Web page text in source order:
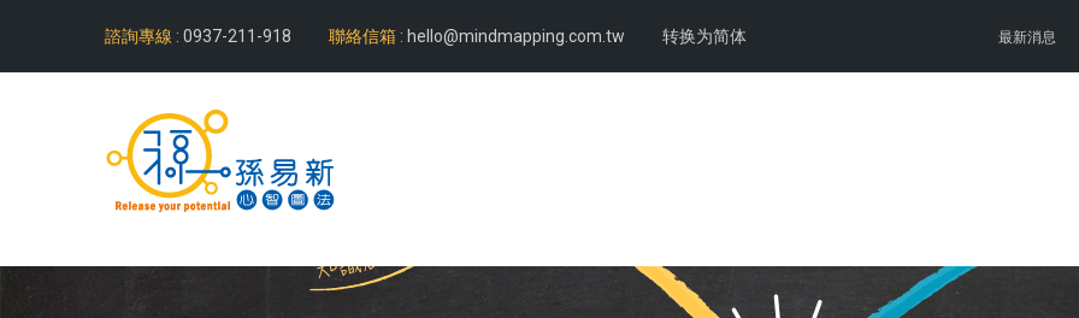
諮詢專線 : 0937-211-918 聯絡信箱 : hello@mindmapping.com.tw 转换为简体 最新消息